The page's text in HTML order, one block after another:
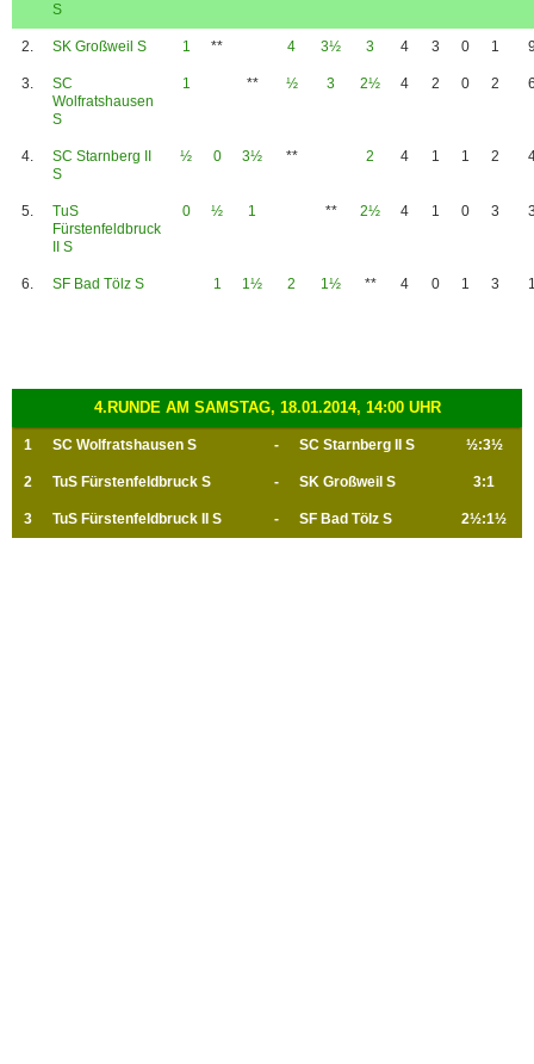
S
2. SK Großweil S 1 ** 4 3½ 3 4 3 0 1
3.
SC
Wolfratshausen
S
1 ** ½ 3 2½ 4 2 0 2
4.
SC Starnberg II
S
½ 0 3½ ** 2 4 1 1 2
5.
TuS
Fürstenfeldbruck
II S
0 ½ 1 ** 2½ 4 1 0 3
6. SF Bad Tölz S 1 1½ 2 1½ ** 4 0 1 3
4.RUNDE AM SAMSTAG, 18.01.2014, 14:00 UHR
1 SC Wolfratshausen S - SC Starnberg II S ½:3½
2 TuS Fürstenfeldbruck S - SK Großweil S 3:1
3 TuS Fürstenfeldbruck II S - SF Bad Tölz S 2½:1½